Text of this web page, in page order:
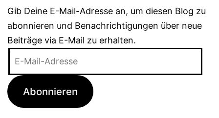
Gib Deine E-Mail-Adresse an, um diesen Blog zu
abonnieren und Benachrichtigungen über neue
Beiträge via E-Mail zu erhalten.
Adresse
Abonnieren